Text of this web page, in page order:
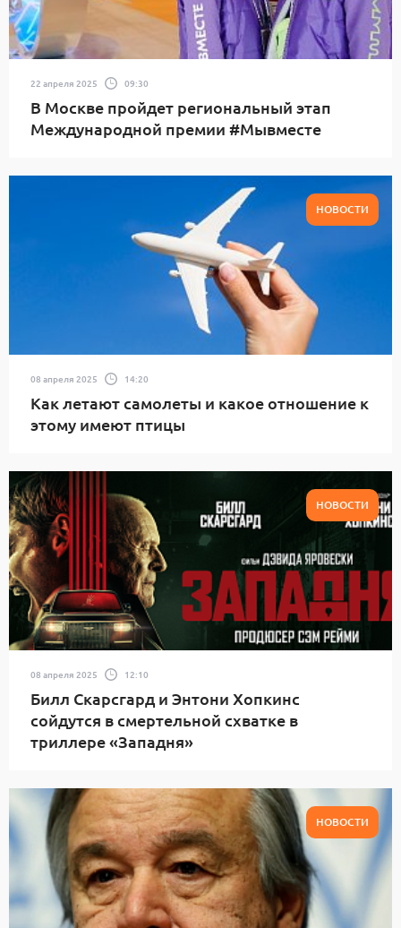
22 апреля 2025 09:30
В Москве пройдет региональный этап
Международной премии #Мывместе
НОВОСТИ
08 апреля 2025 14:20
Как летают самолеты и какое отношение к
этому имеют птицы
НОВОСТИ
08 апреля 2025 12:10
Билл Скарсгард и Энтони Хопкинс
сойдутся в смертельной схватке в
триллере «Западня»
НОВОСТИ